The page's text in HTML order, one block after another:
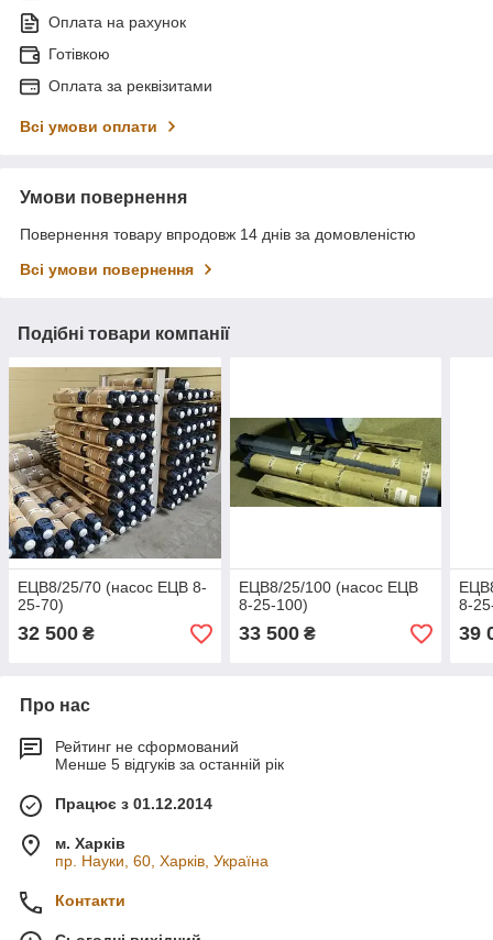
Оплата на рахунок
Готівкою
Оплата за реквізитами
Всі умови оплати
Умови повернення
Повернення товару впродовж 14 днів за домовленістю
Всі умови повернення
Подібні товари компанії
ЕЦВ8/25/70 (насос ЕЦВ 8-
25-70)
32 500 ₴
ЕЦВ8/25/100 (насос ЕЦВ
8-25-100)
33 500₴
8-
39
Про нас
Рейтинг не сформований
Менше 5 відгуків за останній рік
Працює з 01.12.2014
м. Харків
пр. Науки, 60, Харків, Україна
Контакти